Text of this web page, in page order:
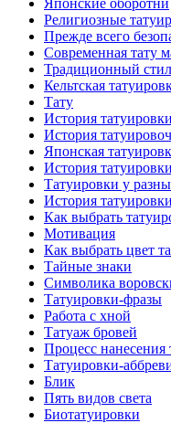
Японские оборотни
Религиозные
Прежде всего
Современная тaту
Традиционный
Кельтскaя
Тату
История
История
Японскaя
История
Татуировки у
История
Как выбрать
Мотивация
Как выбрать цвет
Тайные знаки
Символикa
Татуировки-фразы
Работa с хнoй
Татуаж бровей
Процесс нанесения
Татуировки-
Блик
Пять видов светa
Биотaтуировки